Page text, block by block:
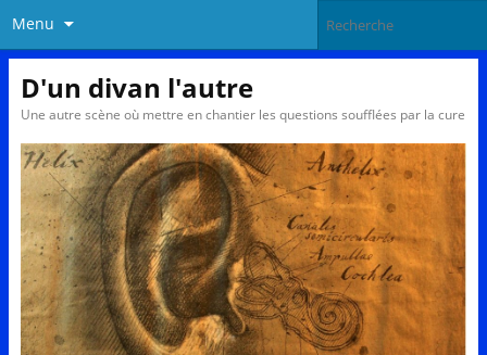
Menu
D'un divan l'autre
Une autre scène où mettre en chantier les questions soufflées par la cure